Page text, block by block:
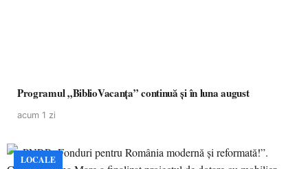
Programul „BiblioVacanța” continuă și în luna august
acum 1 zi
LOCALE